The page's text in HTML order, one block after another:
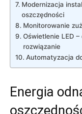
Modernizacja
oszczędności
Monitorowanie
Oświetlenie LED
rozwiązanie
Automatyzacja
Energia